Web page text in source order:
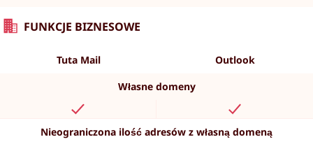
FUNKCJE BIZNESOWE
Tuta Mail
Outlook
Własne domeny
Nieograniczona ilość adresów z własną domeną